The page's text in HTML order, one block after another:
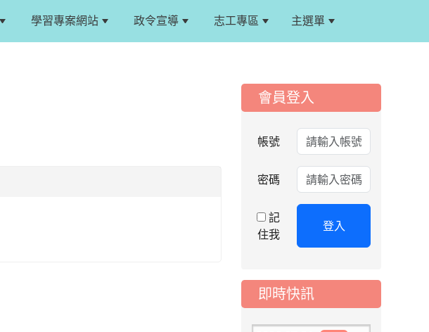
學習專案網站 政令宣導 志工專區 主選單
::: 會員登入
帳號
密碼
記
住我
登入
即時快訊
115年桃園市運動會國
小游泳比賽楊梅區代
表選手服裝領取通知
2026-08-05
重要
115學年度課後照顧
服務班教師甄選簡章
2026-08-03
重要
五年級常態編班結果
公告